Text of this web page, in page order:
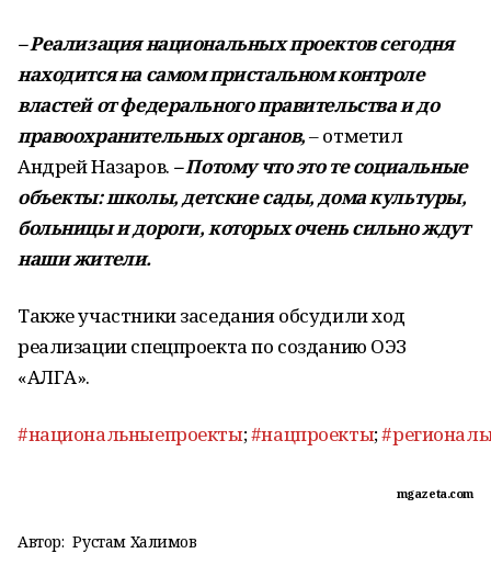
– Реализация национальных проектов сегодня
находится на самом пристальном контроле
властей от федерального правительства и до
правоохранительных органов,– отметил
Андрей Назаров. – Потому что это те социальные
объекты: школы, детские сады, дома культуры,
больницы и дороги, которых очень сильно ждут
наши жители.
Также участники заседания обсудили ход
реализации спецпроекта по созданию ОЭЗ
«АЛГА».
#национальныепроекты;#нацпроекты;
mgazeta.com
Автор: Рустам Халимов